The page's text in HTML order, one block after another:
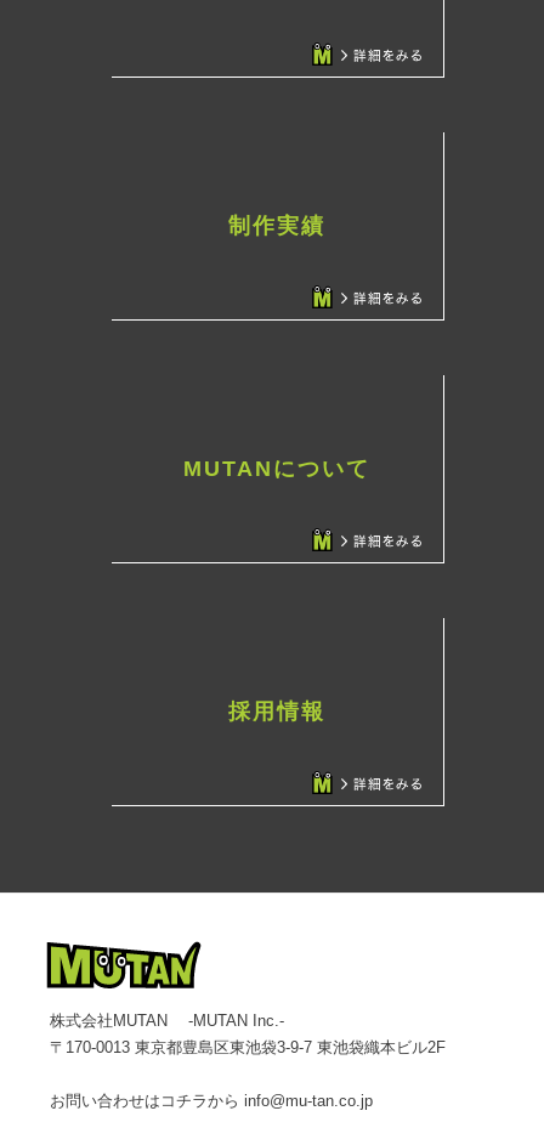
制作実績
MUTANについて
採用情報
株式会社MUTAN -MUTAN Inc.-
〒170-0013 東京都豊島区東池袋3-9-7 東池袋織本ビル2F
お問い合わせはコチラからinfo@mu-tan.co.jp